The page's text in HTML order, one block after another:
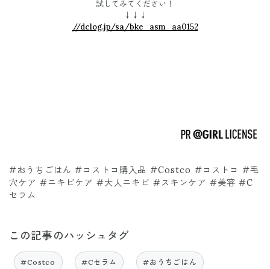
試してみてください！
↓↓↓
//dclog.jp/sa/bke_asm_aa0152
#おうちごはん #コストコ購入品 #Costco #コストコ #毛
穴ケア #ニキビケア #大人ニキビ #スキンケア #美容 #C
セラム
この記事のハッシュタグ
#Costco #Cセラム #おうちごはん